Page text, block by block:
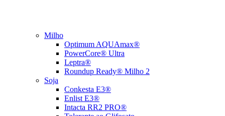
Milho
Optimum AQUAmax®
PowerCore® Ultra
Leptra®
Roundup Ready® Milho 2
Soja
Conkesta E3®
Enlist E3®
Intacta RR2 PRO®